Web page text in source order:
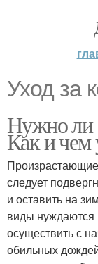
Уход за
Нужно ли
Как и чем
следует
и оставить на
виды нуждаются
осуществить с
обильных